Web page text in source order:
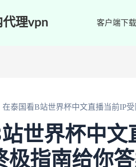
代理vpn 客户端下载
在泰国看B站世界杯中文直播当前IP
世界杯中文
极指南给你